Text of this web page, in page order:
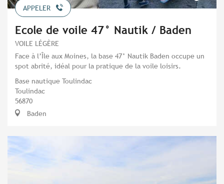
APPELER
Ecole de voile 47° Nautik / Baden
VOILE LÉGÈRE
Face à l’Île aux Moines, la base 47° Nautik Baden occupe un
spot abrité, idéal pour la pratique de la voile loisirs.
Base nautique Toulindac
Toulindac
56870
Baden